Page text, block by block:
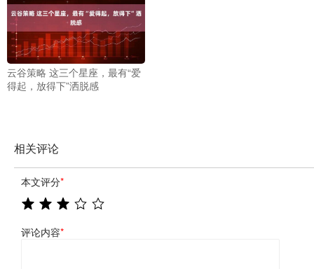
云谷策略 这三个星座，最有“爱
得起，放得下”洒脱感
相关评论
本文评分*
评论内容*